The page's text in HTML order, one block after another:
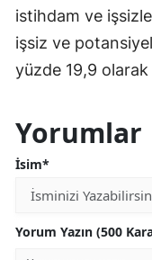
istihdam ve
işsiz ve
yüzde 19,9
Yorumlar
İsim*
Yorum Yazın (500